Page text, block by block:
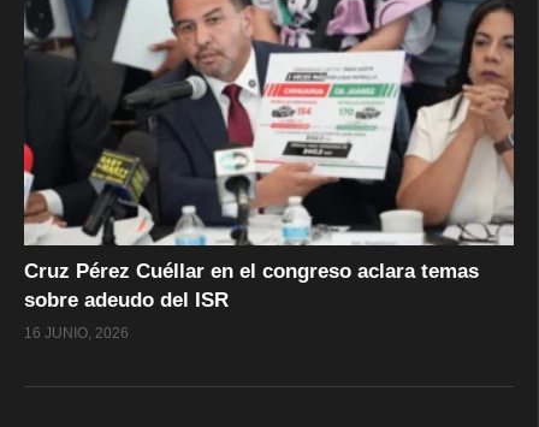
Cruz Pérez Cuéllar en el congreso aclara temas
sobre adeudo del ISR
16 JUNIO, 2026